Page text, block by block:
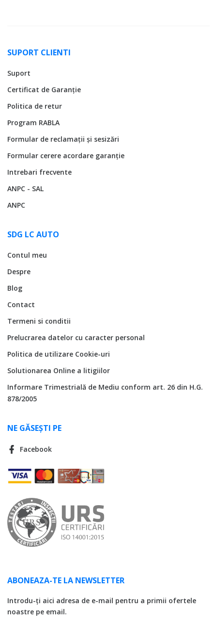
SUPORT CLIENTI
Suport
Certificat de Garanție
Politica de retur
Program RABLA
Formular de reclamații și sesizări
Formular cerere acordare garanție
Intrebari frecvente
ANPC - SAL
ANPC
SDG LC AUTO
Contul meu
Despre
Blog
Contact
Termeni si conditii
Prelucrarea datelor cu caracter personal
Politica de utilizare Cookie-uri
Solutionarea Online a litigiilor
Informare Trimestrială de Mediu conform art. 26 din H.G.
878/2005
NE GĂSEȘTI PE
Facebook
ABONEAZA-TE LA NEWSLETTER
Introdu-ți aici adresa de e-mail pentru a primii ofertele
noastre pe email.